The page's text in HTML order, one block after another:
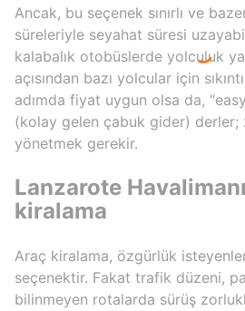
Ancak, bu seçenek sınırlı ve
süreleriyle seyahat süresi
kalabalık otobüslerde yolculuk
açısından bazı yolcular için
adımda fiyat uygun olsa da,
(kolay gelen çabuk gider) derler;
yönetmek gerekir.
Lanzarote
kiralama
Araç kiralama, özgürlük
seçenektir. Fakat trafik düzeni,
bilinmeyen rotalarda sürüş